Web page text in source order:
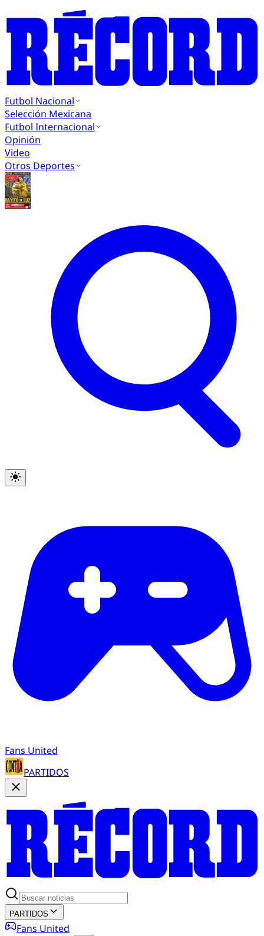
Futbol Nacional
Selección Mexicana
Futbol Internacional
Opinión
Video
Otros Deportes
Fans United
PARTIDOS
PARTIDOS
Fans United